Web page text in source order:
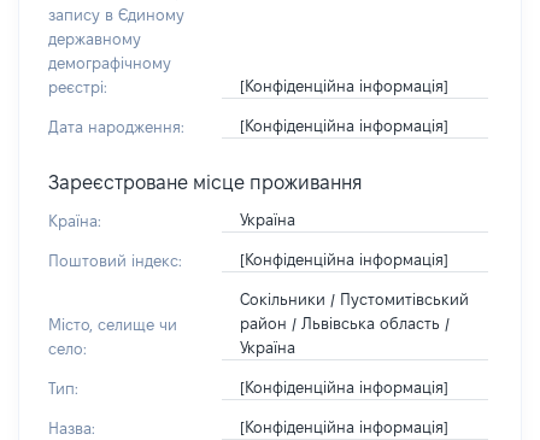
запису в Єдиному
державному
демографічному
реєстрі:
[Конфіденційна інформація]
Дата народження: [Конфіденційна інформація]
Зареєстроване місце проживання
Країна: Україна
Поштовий індекс: [Конфіденційна інформація]
Місто, селище чи
село:
Сокільники / Пустомитівський
район / Львівська область /
Україна
Тип: [Конфіденційна інформація]
Назва: [Конфіденційна інформація]